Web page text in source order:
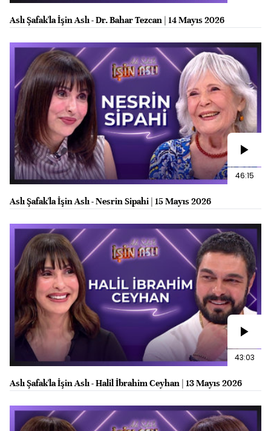
Aslı Şafak'la İşin Aslı - Dr. Bahar Tezcan | 14 Mayıs 2026
46:15
Aslı Şafak'la İşin Aslı - Nesrin Sipahi | 15 Mayıs 2026
43:03
Aslı Şafak'la İşin Aslı - Halil İbrahim Ceyhan | 13 Mayıs 2026